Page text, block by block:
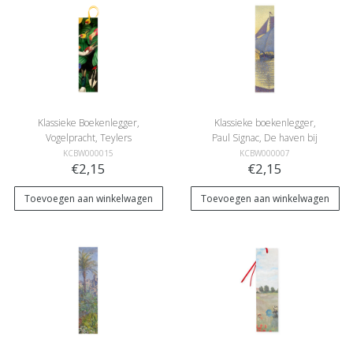
Klassieke Boekenlegger,
Vogelpracht, Teylers
Museum
KCBW000015
€2,15
Toevoegen aan winkelwagen
Klassieke boekenlegger,
Paul Signac, De haven bij
zonsondergang
KCBW000007
€2,15
Toevoegen aan winkelwagen